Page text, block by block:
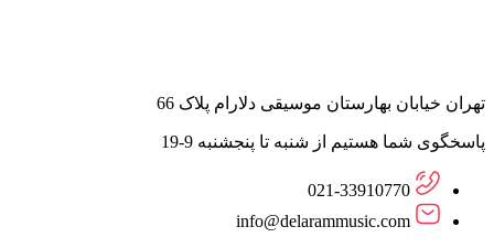
تهران خیابان بهارستان موسیقی دلارام پلاک 66
پاسخگوی شما هستیم از شنبه تا پنجشنبه 9-19
021-33910770
info@delarammusic.com